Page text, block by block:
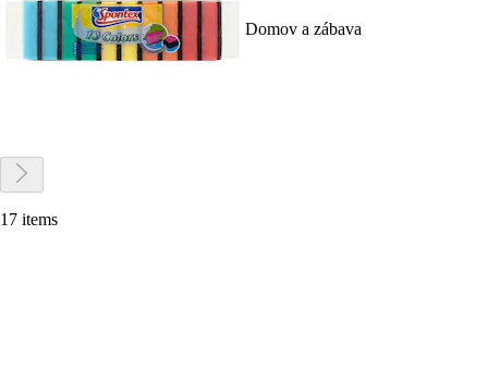
Domov a zábava
17 items